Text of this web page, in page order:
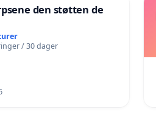
den støtten de
/ 30 dager